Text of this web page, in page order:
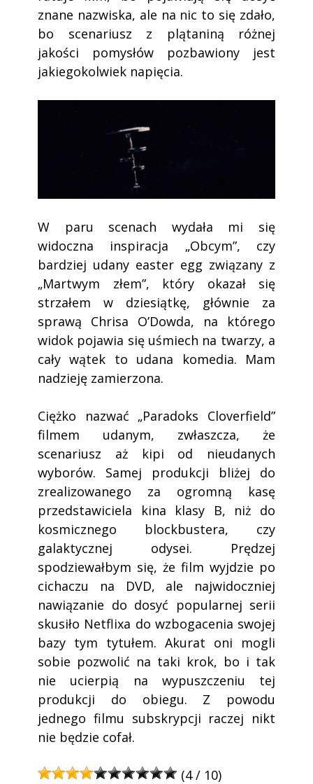
znane nazwiska, ale na nic to się zdało,
bo scenariusz z plątaniną różnej
jakości pomysłów pozbawiony jest
jakiegokolwiek napięcia.
W paru scenach wydała mi się
widoczna inspiracja „Obcym”, czy
bardziej udany easter egg związany z
„Martwym złem”, który okazał się
strzałem w dziesiątkę, głównie za
sprawą Chrisa O’Dowda, na którego
widok pojawia się uśmiech na twarzy, a
cały wątek to udana komedia. Mam
nadzieję zamierzona.
Ciężko nazwać „Paradoks Cloverfield”
filmem udanym, zwłaszcza, że
scenariusz aż kipi od nieudanych
wyborów. Samej produkcji bliżej do
zrealizowanego za ogromną kasę
przedstawiciela kina klasy B, niż do
kosmicznego blockbustera, czy
galaktycznej odysei. Prędzej
spodziewałbym się, że film wyjdzie po
cichaczu na DVD, ale najwidoczniej
nawiązanie do dosyć popularnej serii
skusiło Netflixa do wzbogacenia swojej
bazy tym tytułem. Akurat oni mogli
sobie pozwolić na taki krok, bo i tak
nie ucierpią na wypuszczeniu tej
produkcji do obiegu. Z powodu
jednego filmu subskrypcji raczej nikt
nie będzie cofał.
(4 / 10)